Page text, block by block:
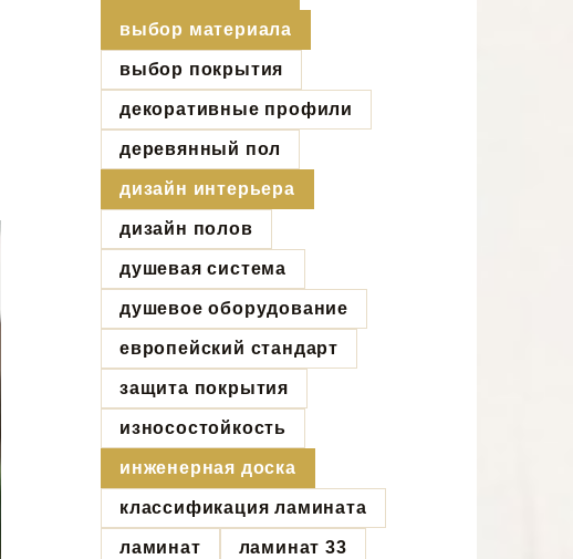
выбор материала
выбор покрытия
декоративные профили
деревянный пол
дизайн интерьера
дизайн полов
душевая система
душевое оборудование
европейский стандарт
защита покрытия
износостойкость
инженерная доска
классификация ламината
ламинат ламинат 33